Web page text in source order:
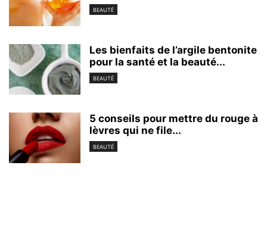
BEAUTÉ
Les bienfaits de l’argile bentonite
pour la santé et la beauté...
BEAUTÉ
5 conseils pour mettre du rouge à
lèvres qui ne file...
BEAUTÉ